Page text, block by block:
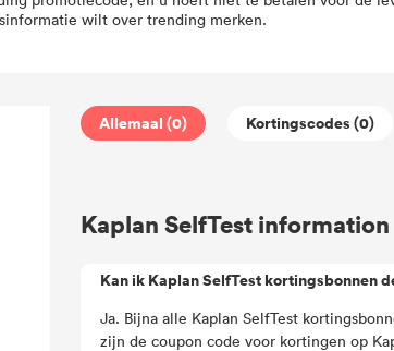
wilt over trending merken.
Allemaal (0) Kortingscodes (0)
Kaplan SelfTest information
Kan ik Kaplan SelfTest kortingsbonnen
Ja. Bijna alle Kaplan SelfTest
zijn de coupon code voor kortingen op